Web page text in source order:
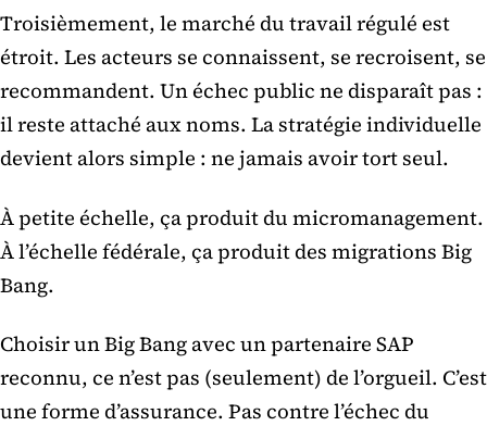
Troisièmement, le marché du travail régulé est
étroit. Les acteurs se connaissent, se recroisent, se
recommandent. Un échec public ne disparaît pas :
il reste attaché aux noms. La stratégie individuelle
devient alors simple : ne jamais avoir tort seul.
À petite échelle, ça produit du micromanagement.
À l’échelle fédérale, ça produit des migrations Big
Bang.
Choisir un Big Bang avec un partenaire SAP
reconnu, ce n’est pas (seulement) de l’orgueil. C’est
une forme d’assurance. Pas contre l’échec du